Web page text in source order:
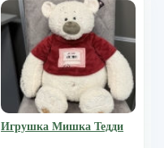
Игрушка Мишка Тедди